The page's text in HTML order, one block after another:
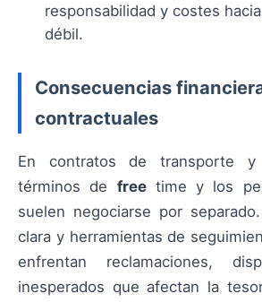
responsabilidad y costes
débil.
Consecuencias
contractuales
En contratos de transporte y
términos de freetime y los
suelen negociarse por
clara y herramientas de
enfrentan reclamaciones,
inesperados que afectan la